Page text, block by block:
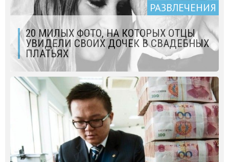
РАЗВЛЕЧЕНИЯ
20 МИЛЫХ ФОТО, НА КОТОРЫХ ОТЦЫ
УВИДЕЛИ СВОИХ ДОЧЕК В СВАДЕБНЫХ
ПЛАТЬЯХ